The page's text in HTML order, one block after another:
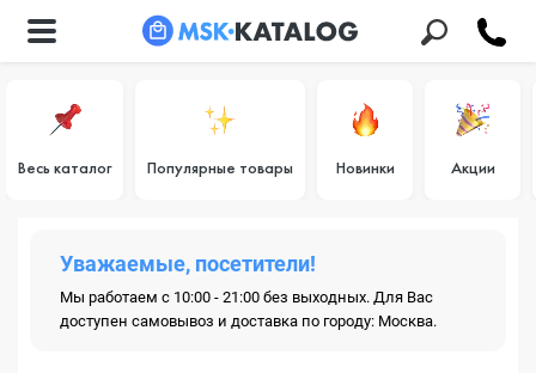
Весь каталог Популярные товары Новинки Акции
Уважаемые, посетители!
Мы работаем с 10:00 - 21:00 без выходных. Для Вас
доступен самовывоз и доставка по городу: Москва.